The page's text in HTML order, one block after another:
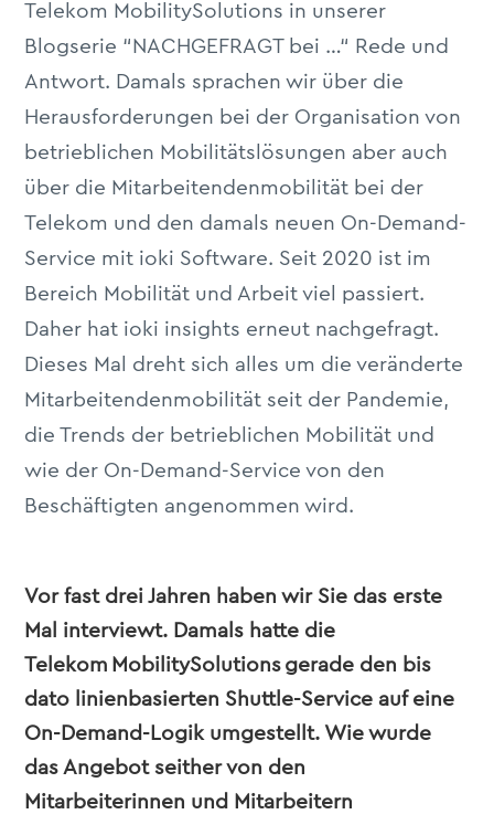
Telekom MobilitySolutions in unserer
Blogserie “NACHGEFRAGT bei …“ Rede und
Antwort. Damals sprachen wir über die
Herausforderungen bei der Organisation von
betrieblichen Mobilitätslösungen aber auch
über die Mitarbeitendenmobilität bei der
Telekom und den damals neuen On-Demand-
Service mit ioki Software. Seit 2020 ist im
Bereich Mobilität und Arbeit viel passiert.
Daher hat ioki insights erneut nachgefragt.
Dieses Mal dreht sich alles um die veränderte
Mitarbeitendenmobilität seit der Pandemie,
die Trends der betrieblichen Mobilität und
wie der On-Demand-Service von den
Beschäftigten angenommen wird.
Vor fast drei Jahren haben wir Sie das erste
Mal interviewt. Damals hatte die
Telekom MobilitySolutions gerade den bis
dato linienbasierten Shuttle-Service auf eine
On-Demand-Logik umgestellt. Wie wurde
das Angebot seither von den
Mitarbeiterinnen und Mitarbeitern